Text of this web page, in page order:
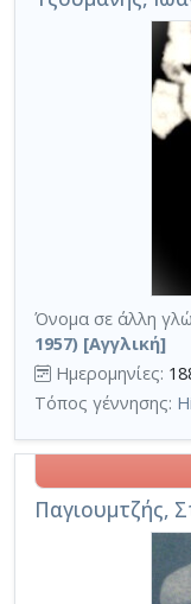
Όνομα σε άλλη
1957) [Αγγλική]
Ημερομηνίες:
Τόπος γέννησης:
Παγιουμτζής,